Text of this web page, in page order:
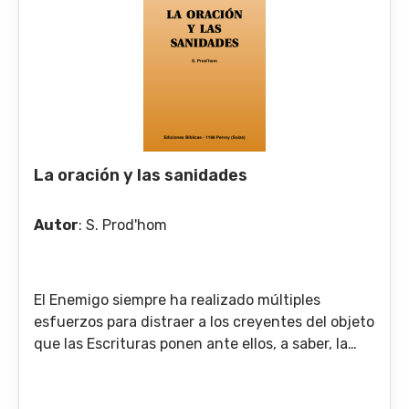
La oración y las sanidades
Autor: S. Prod'hom
El Enemigo siempre ha realizado múltiples
esfuerzos para distraer a los creyentes del objeto
que las Escrituras ponen ante ellos, a saber, la